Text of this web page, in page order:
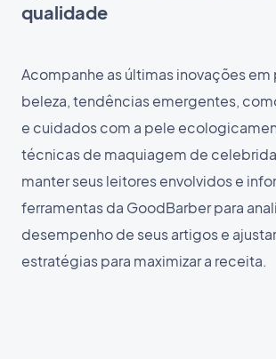
qualidade
Acompanhe as últimas inovações
beleza, tendências emergentes,
e cuidados com a pele
técnicas de maquiagem de
manter seus leitores envolvidos e
ferramentas da GoodBarber para
desempenho de seus artigos e
estratégias para maximizar a receita.